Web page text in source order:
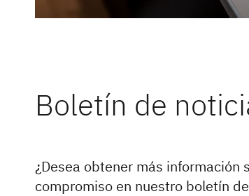
Boletín de
¿Desea obtener más
compromiso en nuestro boletín